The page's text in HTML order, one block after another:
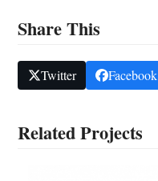
Share This
Twitter Facebook
Related Projects